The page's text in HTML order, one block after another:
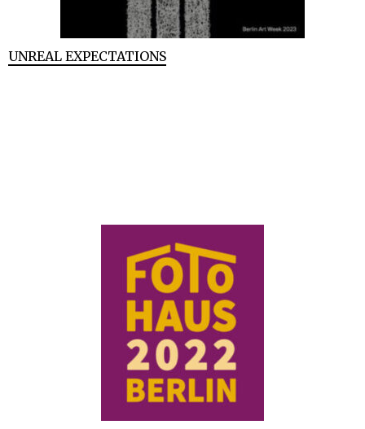
UNREAL EXPECTATIONS